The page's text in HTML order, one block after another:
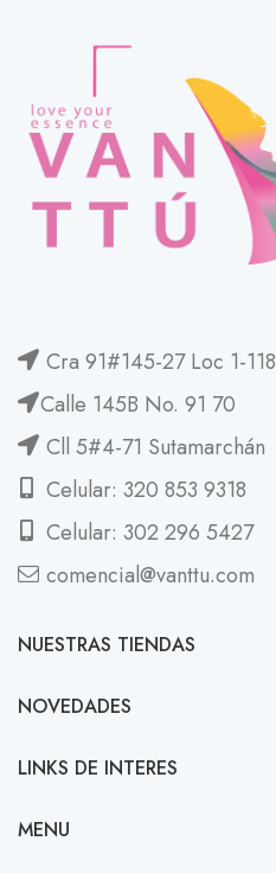
Cra 91#145-27 Loc 1-118
Calle 145B No. 91 70
Cll 5#4-71 Sutamarchán
Celular: 320 853 9318
Celular: 302 296 5427
comencial@vanttu.com
NUESTRAS TIENDAS
NOVEDADES
LINKS DE INTERES
MENU